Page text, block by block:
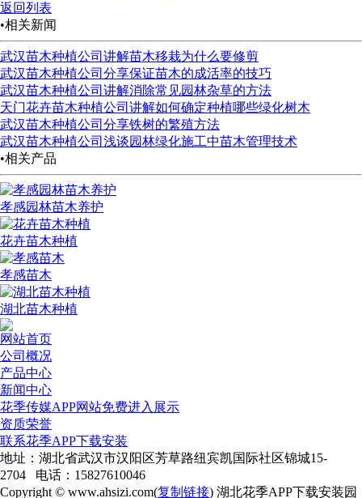
返回列表
•相关新闻
武汉苗木种植公司讲解苗木移栽为什么要修剪
武汉苗木种植公司分享保证苗木的成活率的技巧
武汉苗木种植公司讲解消除常见园林杂草的方法
天门花卉苗木种植公司讲解如何确定种植哪些绿化树木
武汉苗木种植公司分享铁树的繁殖方法
武汉苗木种植公司浅谈园林绿化施工中苗木管理技术
•相关产品
孝感园林苗木养护
花卉苗木种植
孝感苗木
湖北苗木种植
网站首页
公司概况
产品中心
新闻中心
花季传媒APP网站免费进入展示
资质荣誉
联系花季APP下载安装
地址：湖北省武汉市汉阳区芳草路纽宾凯国际社区锦城15-
2704 电话：15827610046
Copyright © www.ahsizi.com(复制链接) 湖北花季APP下载安装园